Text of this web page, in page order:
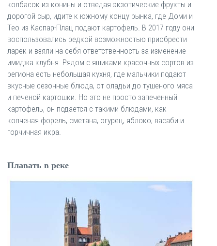
колбасок из конины и отведая экзотические фрукты и
дорогой сыр, идите к южному концу рынка, где Доми и
Тео из Каспар-Плац подают картофель. В 2017 году они
воспользовались редкой возможностью приобрести
ларек и взяли на себя ответственность за изменение
имиджа клубня. Рядом с ящиками красочных сортов из
региона есть небольшая кухня, где мальчики подают
вкусные сезонные блюда, от оладьи до тушеного мяса
и печеной картошки. Но это не просто запеченный
картофель, он подается с такими блюдами, как
копченая форель, сметана, огурец, яблоко, васаби и
горчичная икра.
Плавать в реке